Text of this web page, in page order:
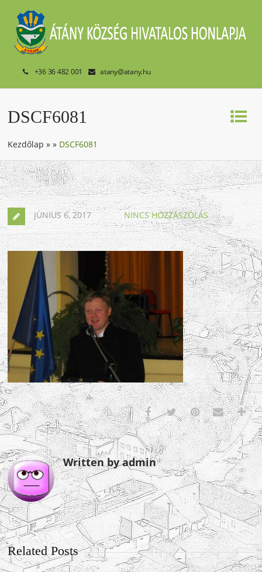
+36 36 482 001 atany@atany.hu
DSCF6081
Kezdőlap »» DSCF6081
JÚNIUS 6, 2017 NINCS HOZZÁSZÓLÁS
Written by admin
Related Posts